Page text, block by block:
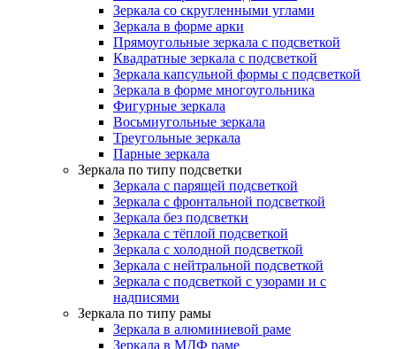
Зеркала со скругленными углами
Зеркала в форме арки
Прямоугольные зеркала с подсветкой
Квадратные зеркала с подсветкой
Зеркала капсульной формы с подсветкой
Зеркала в форме многоугольника
Фигурные зеркала
Восьмиугольные зеркала
Треугольные зеркала
Парные зеркала
Зеркала по типу подсветки
Зеркала с парящей подсветкой
Зеркала с фронтальной подсветкой
Зеркала без подсветки
Зеркала с тёплой подсветкой
Зеркала с холодной подсветкой
Зеркала с нейтральной подсветкой
Зеркала с подсветкой с узорами и с
надписями
Зеркала по типу рамы
Зеркала в алюминиевой раме
Зеркала в МДФ раме